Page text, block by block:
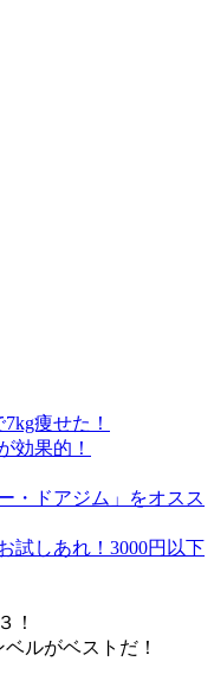
痩せた！
効果的！
・ドアジム」をオスス
試しあれ！3000円以下
！
ルがベストだ！